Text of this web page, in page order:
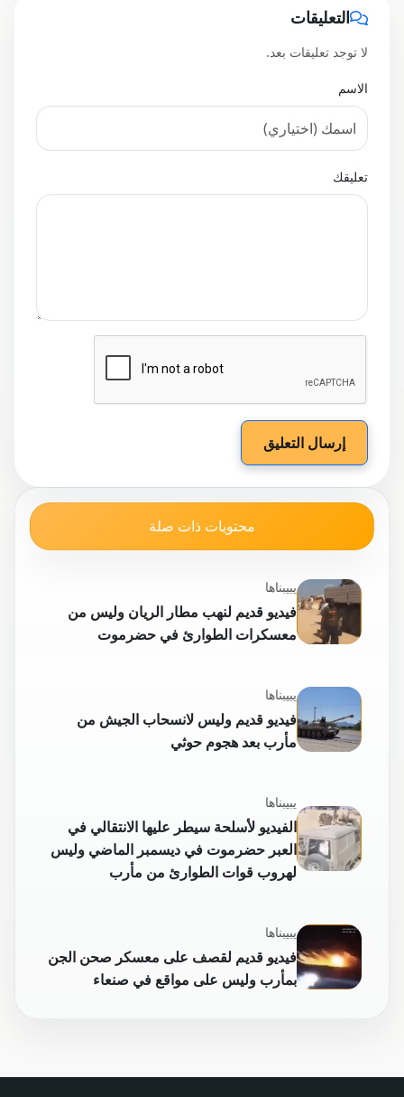
التعليقات
لا توجد تعليقات بعد.
الاسم
تعليقك
إرسال التعليق
محتويات ذات صلة
يبيبناها
فيديو قديم لنهب مطار الريان وليس من
معسكرات الطوارئ في حضرموت
يبيبناها
فيديو قديم وليس لانسحاب الجيش من
مأرب بعد هجوم حوثي
يبيبناها
الفيديو لأسلحة سيطر عليها الانتقالي في
العبر حضرموت في ديسمبر الماضي وليس
لهروب قوات الطوارئ من مأرب
يبيبناها
فيديو قديم لقصف على معسكر صحن الجن
بمأرب وليس على مواقع في صنعاء